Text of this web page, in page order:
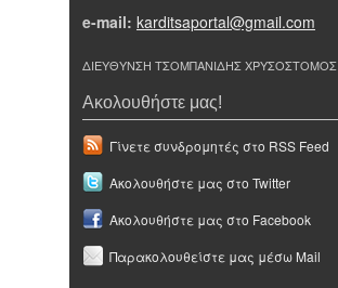
e-mail: karditsaportal@gmail.com
ΔΙΕΥΘΥΝΣΗ ΤΣΟΜΠΑΝΙΔΗΣ ΧΡΥΣΟΣΤΟΜΟΣ
Ακολουθήστε μας!
Γίνετε συνδρομητές στο RSS Feed
Ακολουθήστε μας στο Twitter
Ακολουθήστε μας στο Facebook
Παρακολουθείστε μας μέσω Mail